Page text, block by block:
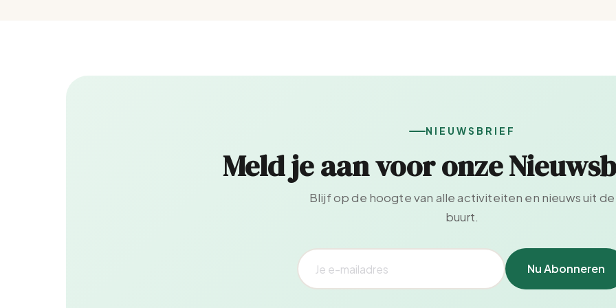
NIEUWSBRIEF
Meld je aan voor onze
Blijf op de hoogte van alle activiteiten en nieuws uit de
buurt.
Nu Abonneren